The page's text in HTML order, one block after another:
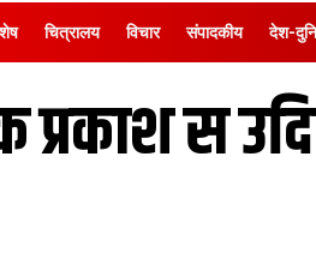
चित्रालय विचार संपादकीय देश-
स